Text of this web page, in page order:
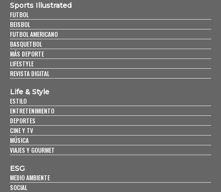
Sports Illustrated
FUTBOL
BEISBOL
FUTBOL AMERICANO
BASQUETBOL
MÁS DEPORTE
LIFESTYLE
REVISTA DIGITAL
Life & Style
ESTILO
ENTRETENIMIENTO
DEPORTES
CINE Y TV
MÚSICA
VIAJES Y GOURMET
ESG
MEDIO AMBIENTE
SOCIAL